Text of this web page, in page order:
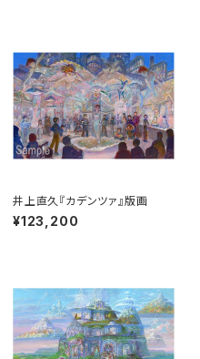
井上直久『カデンツァ』版画
¥123,200